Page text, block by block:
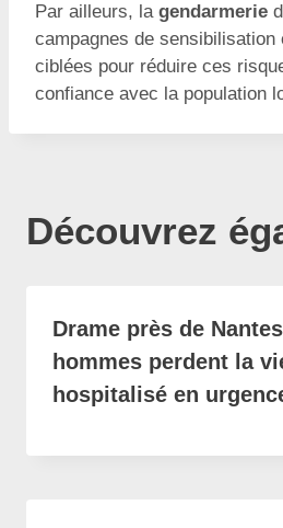
Par ailleurs, la gendarmerie
campagnes de sensibilisation
ciblées pour réduire ces
confiance avec la population
Découvrez
Drame près de
hommes perdent la
hospitalisé en